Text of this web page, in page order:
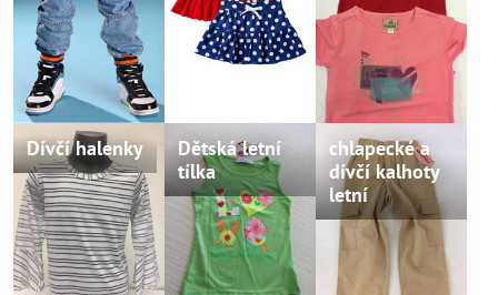
Dívčí halenky
Dětská letní
tílka
chlapecké a
dívčí kalhoty
letní